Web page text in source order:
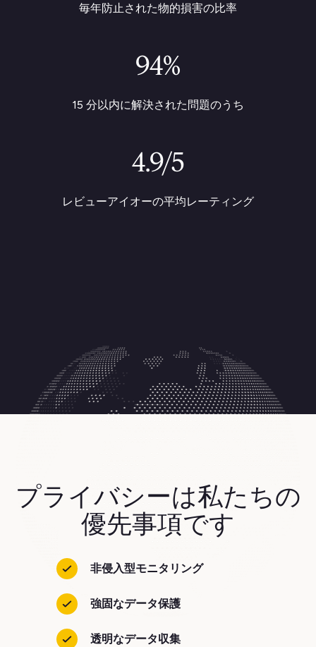
毎年防止された物的損害の比率
94%
15 分以内に解決された問題のうち
4.9/5
レビューアイオーの平均レーティング
プライバシーは私たちの
優先事項です
非侵入型モニタリング
強固なデータ保護
透明なデータ収集